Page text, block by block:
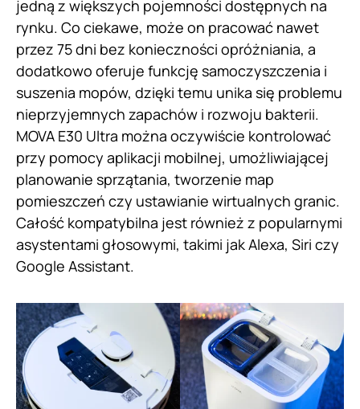
jedną z większych pojemności dostępnych na
rynku. Co ciekawe, może on pracować nawet
przez 75 dni bez konieczności opróżniania, a
dodatkowo oferuje funkcję samoczyszczenia i
suszenia mopów, dzięki temu unika się problemu
nieprzyjemnych zapachów i rozwoju bakterii.
MOVA E30 Ultra można oczywiście kontrolować
przy pomocy aplikacji mobilnej, umożliwiającej
planowanie sprzątania, tworzenie map
pomieszczeń czy ustawianie wirtualnych granic.
Całość kompatybilna jest również z popularnymi
asystentami głosowymi, takimi jak Alexa, Siri czy
Google Assistant.